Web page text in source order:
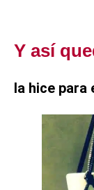
Y así
la hice para